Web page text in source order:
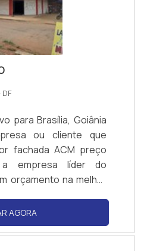
DF
para Brasília, Goiânia
ou cliente que
fachada ACM preço
empresa líder do
orçamento na melhor
do ramo.É
que o produto deve
com empresas
AGORA